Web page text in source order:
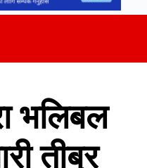
भलिबल
तीब्र